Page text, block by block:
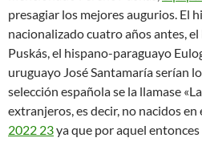
presagiar los mejores augurios. El
nacionalizado cuatro años antes,
Puskás, el hispano-paraguayo
uruguayo José Santamaría serían
selección española se la llamase
extranjeros, es decir, no nacidos en
2022 23ya que por aquel